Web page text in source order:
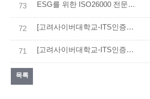
73 ESG를 위한 ISO26000 전문가(Expert) 과정 (2022.8.25~26)
72 [고려사이버대학교-ITS인증원] ISO국제심사원과정 교육비 환불 규정 안내
71 [고려사이버대학교-ITS인증원] 사내표준(업무체계)구축 및 운영 전문가 양성을 위한 ISO 내부심사원과정 교육비 환불 규정 안내
목록